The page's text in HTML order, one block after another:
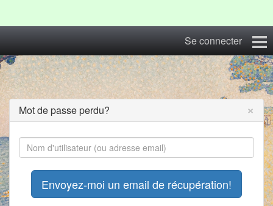
Se connecter
Coye29
Blog
Albums
Photos du Festival
Contact
Mot de passe perdu? ×